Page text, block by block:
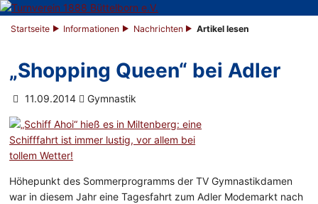
Startseite Informationen Nachrichten Artikel lesen
„Shopping Queen“ bei Adler
11.09.2014 Gymnastik
Höhepunkt des Sommerprogramms der TV Gymnastikdamen
war in diesem Jahr eine Tagesfahrt zum Adler Modemarkt nach